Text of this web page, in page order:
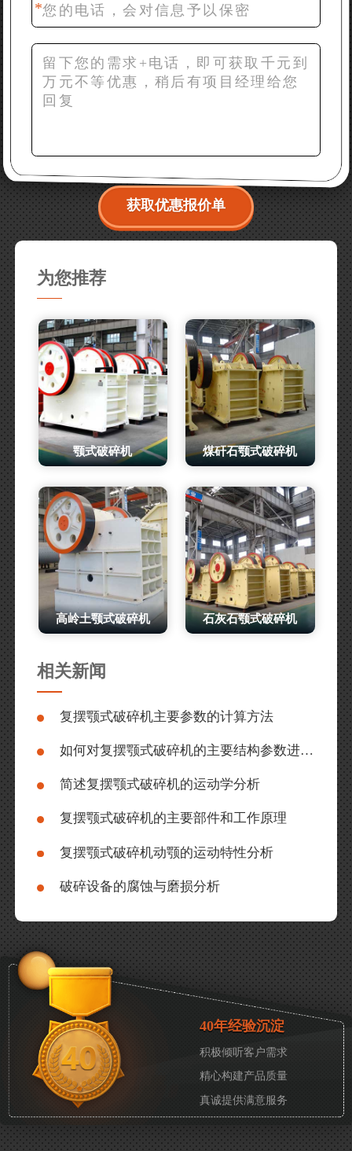
获取优惠报价单
为您推荐
颚式破碎机 煤矸石颚式破碎机
高岭土颚式破碎机 石灰石颚式破碎机
相关新闻
复摆颚式破碎机主要参数的计算方法
如何对复摆颚式破碎机的主要结构参数进行优化设计？
简述复摆颚式破碎机的运动学分析
复摆颚式破碎机的主要部件和工作原理
复摆颚式破碎机动颚的运动特性分析
破碎设备的腐蚀与磨损分析
40年经验沉淀
积极倾听客户需求
精心构建产品质量
真诚提供满意服务